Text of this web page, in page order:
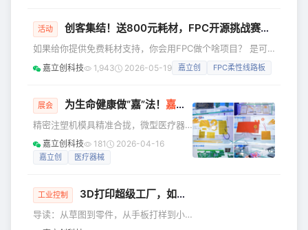
太网与SD卡扩展板、通用兼容扩展板、
数据转换板、七彩触控扩展板、DDS信
号发生板、环境与存储采集板、串口电
平转换板、步进电机驱动板、OLED显示
Grove接口
活动 创客集结！送800元耗材，FPC开源挑战赛敢不敢接招？
如果给你提供免费耗材支持，你会用FPC做个啥项目？ 是可
穿戴智能手表、AR眼镜？ 还是桌面机器人？柔性电子皮肤？
不用纠结！ FPC创意设计挑战赛来啦！ 报名就送价值600-
仪、小度智能音箱……等奖品等你来领！ 快来开启你的创意设
计吧! MANUFACTURE 报名入口：https://www.jlc-
fpc.com/contest
嘉立创科技 1,943 2026-05-19 嘉立创 FPC柔性线路板
展会 为生命健康做“嘉”法！ 嘉立创 亮相深圳医疗器械供应
精密注塑机模具精准合拢，微型医疗器
械结构件随之成型，并由灵动自如的机
械臂平稳送出；搭载AI视觉传感器的自
高度自动化的现实场景，只是当前高端
医疗器械智造趋势下的“冰山一角”——原
本单点工艺的精度比拼，正向整体供应
嘉立创科技 181 2026-04-16
嘉立创 医疗器械
工业控制 3D打印超级工厂，如何接住你的急单与创新？
导读：从草图到零件，从手板打样到小